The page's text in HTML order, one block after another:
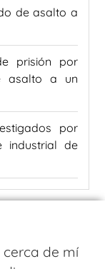
de asalto a
prisión por
asalto a un
por
industrial de
cerca de mí